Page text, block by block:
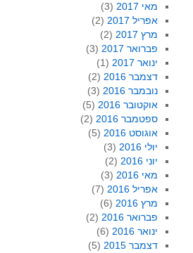
מאי 2017
(3)
אפריל 2017
(2)
מרץ 2017
(2)
פברואר 2017
(3)
ינואר 2017
(1)
דצמבר 2016
(2)
נובמבר 2016
(3)
אוקטובר 2016
(5)
ספטמבר 2016
(2)
אוגוסט 2016
(5)
יולי 2016
(3)
יוני 2016
(2)
מאי 2016
(3)
אפריל 2016
(7)
מרץ 2016
(6)
פברואר 2016
(2)
ינואר 2016
(6)
דצמבר 2015
(5)